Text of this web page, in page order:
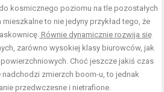
kosmicznego poziomu na tle pozostałych
to nie jedyny przykład tego, że
Równie dynamicznie rozwija się
zarówno wysokiej klasy biurowców, jak
Choć jeszcze jakiś czas
nadchodzi zmierzch boom-u, to jednak
przedwczesne i nietrafione.